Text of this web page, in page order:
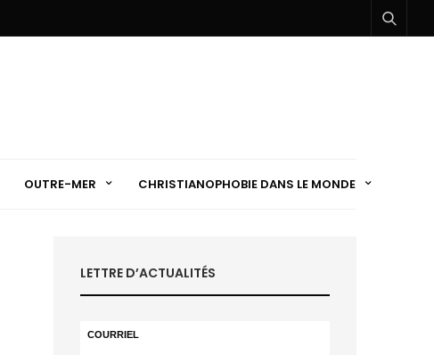
OUTRE-MER CHRISTIANOPHOBIE DANS LE MONDE
LETTRE D’ACTUALITÉS
COURRIEL